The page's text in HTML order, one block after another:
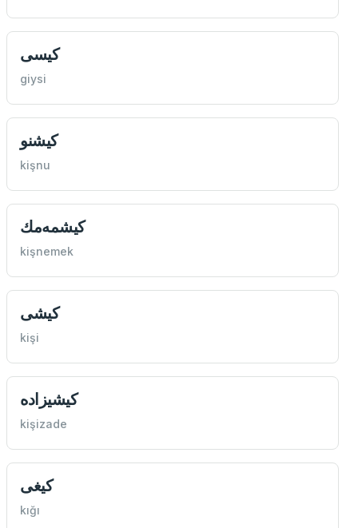
كیسی
giysi
كيشنو
kişnu
كيشمه‌مك
kişnemek
كيشی
kişi
كيشيزاده
kişizade
كیغی
kığı